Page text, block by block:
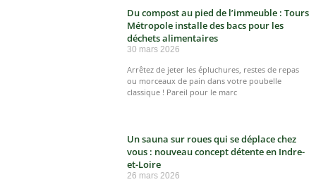
Du compost au pied de l’immeuble : Tours
Métropole installe des bacs pour les
déchets alimentaires
30 mars 2026
Arrêtez de jeter les épluchures, restes de repas
ou morceaux de pain dans votre poubelle
classique ! Pareil pour le marc
Un sauna sur roues qui se déplace chez
vous : nouveau concept détente en Indre-
et-Loire
26 mars 2026